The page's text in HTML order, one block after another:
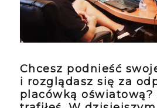
Chcesz podnieść
i rozglądasz się za
placówką oświatową?